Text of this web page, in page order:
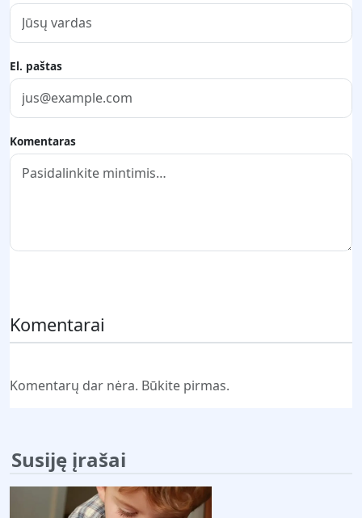
El. paštas
Komentaras
Komentarai
Komentarų dar nėra. Būkite pirmas.
Susiję įrašai